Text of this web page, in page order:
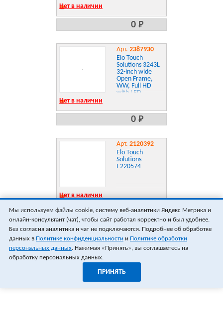
Нет в наличии
0 Р
Арт. 2387930
Elo Touch
Solutions 3243L
32-inch wide
Open Frame,
WW, Full HD
with LED
Capacitive 10-
touch, USB,
Clear, Zero-
HDMI video
interface, Gray
E304029
Нет в наличии
0 Р
Арт. 2120392
Elo Touch
Solutions
E220574
Нет в наличии
0 Р
Мы используем файлы cookie, систему веб-аналитики Яндекс Метрика и
онлайн-консультант (чат), чтобы сайт работал корректно и был удобнее.
Без согласия аналитика и чат не подключаются. Подробнее об обработке
данных в Политике конфиденциальности и Политике обработки
персональных данных. Нажимая «Принять», вы соглашаетесь на
обработку персональных данных.
ПРИНЯТЬ